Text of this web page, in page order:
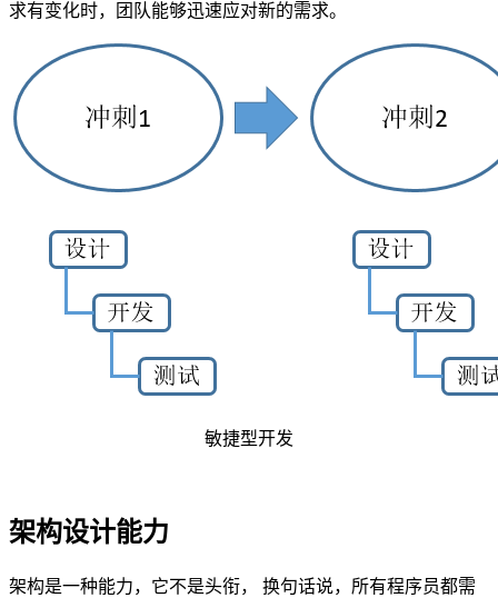
求有变化时，团队能够迅速应对新的需求。
敏捷型开发
架构设计能力
架构是一种能力，它不是头衔， 换句话说，所有程序员都需